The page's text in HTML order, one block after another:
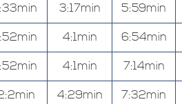
3:17min 5:59min
4:1min 6:54min
4:1min 7:14min
4:29min 7:32min